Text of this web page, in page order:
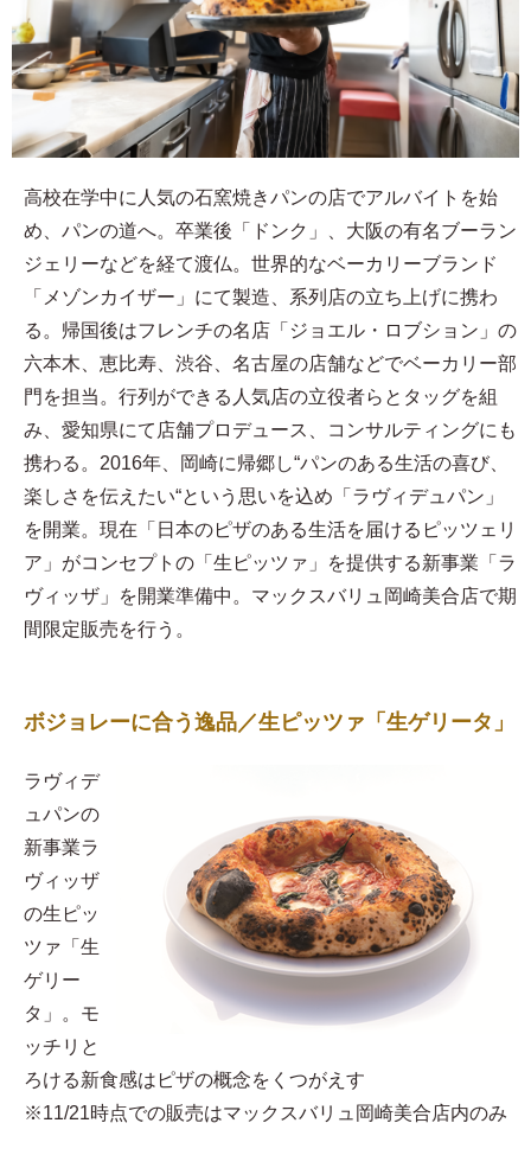
高校在学中に人気の石窯焼きパンの店でアルバイトを始
め、パンの道へ。卒業後「ドンク」、大阪の有名ブーラン
ジェリーなどを経て渡仏。世界的なベーカリーブランド
「メゾンカイザー」にて製造、系列店の立ち上げに携わ
る。帰国後はフレンチの名店「ジョエル・ロブション」の
六本木、恵比寿、渋谷、名古屋の店舗などでベーカリー部
門を担当。行列ができる人気店の立役者らとタッグを組
み、愛知県にて店舗プロデュース、コンサルティングにも
携わる。2016年、岡崎に帰郷し“パンのある生活の喜び、
楽しさを伝えたい“という思いを込め「ラヴィデュパン」
を開業。現在「日本のピザのある生活を届けるピッツェリ
ア」がコンセプトの「生ピッツァ」を提供する新事業「ラ
ヴィッザ」を開業準備中。マックスバリュ岡崎美合店で期
間限定販売を行う。
ボジョレーに合う逸品／生ピッツァ「生ゲリータ」
ラヴィデ
ュパンの
新事業ラ
ヴィッザ
の生ピッ
ツァ「生
ゲリー
タ」。モ
ッチリと
ろける新食感はピザの概念をくつがえす
※11/21時点での販売はマックスバリュ岡崎美合店内のみ